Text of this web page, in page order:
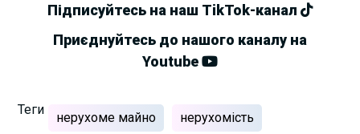
Підписуйтесь на наш TikTok-канал
Приєднуйтесь до нашого каналу на
Youtube
Теги
нерухоме майно нерухомість